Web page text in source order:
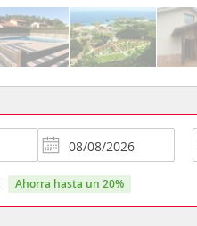
ahorra hasta un 20%